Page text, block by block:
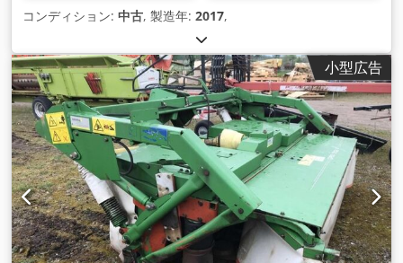
コンディション: 中古, 製造年: 2017,
小型広告